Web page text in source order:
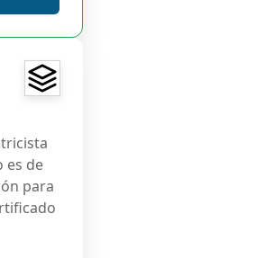
es de
para